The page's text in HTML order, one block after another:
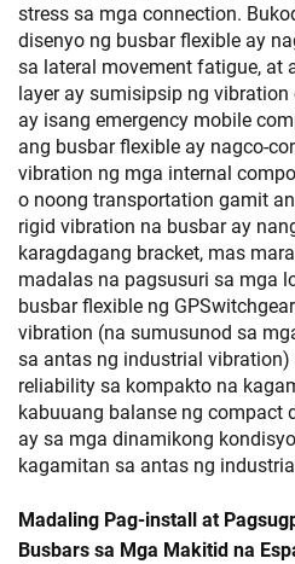
stress sa mga connection.
disenyo ng busbar flexible ay
sa lateral movement fatigue, at
layer ay sumisipsip ng
ay isang emergency mobile
ang busbar flexible ay nagco-
vibration ng mga internal
o noong transportation gamit
rigid vibration na busbar ay
karagdagang bracket, mas
madalas na pagsusuri sa mga
busbar flexible ng
vibration (na sumusunod sa
sa antas ng industrial
reliability sa kompakto na
kabuuang balanse ng compact
ay sa mga dinamikong
kagamitan sa antas ng
Madaling Pag-install at
Busbars sa Mga Makitid na